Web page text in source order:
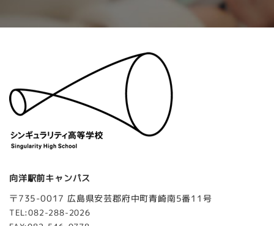
向洋駅前キャンパス
〒735-0017 広島県安芸郡府中町青崎南5番11号
TEL:082-288-2026